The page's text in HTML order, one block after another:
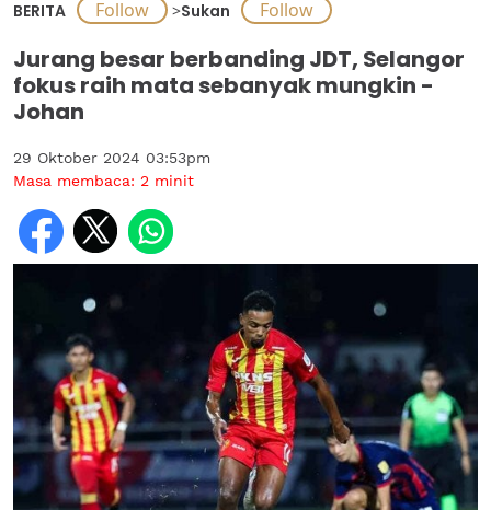
BERITA >Sukan
Jurang besar berbanding JDT, Selangor
fokus raih mata sebanyak mungkin -
Johan
29 Oktober 2024 03:53pm
Masa membaca: 2 minit